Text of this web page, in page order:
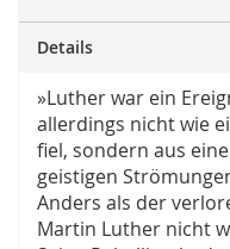
Details
»Luther war ein
allerdings nicht wie
fiel, sondern aus
geistigen
Anders als der
Martin Luther nicht